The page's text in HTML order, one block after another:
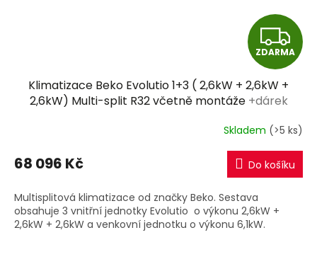
Z
D
R
M
A
ZDARMA
Klimatizace Beko Evolutio 1+3 ( 2,6kW + 2,6kW +
2,6kW) Multi-split R32 včetně montáže +dárek
Skladem (>5 ks)
68 096 Kč Do košíku
Multisplitová klimatizace od značky Beko. Sestava
obsahuje 3 vnitřní jednotky Evolutio o výkonu 2,6kW +
2,6kW + 2,6kW a venkovní jednotku o výkonu 6,1kW.